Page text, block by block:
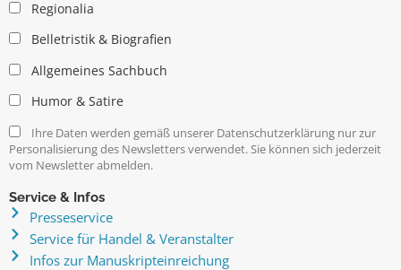
Regionalia
Belletristik & Biografien
Allgemeines Sachbuch
Humor & Satire
Ihre Daten werden gemäß unserer Datenschutzerklärung nur zur
Personalisierung des Newsletters verwendet. Sie können sich jederzeit
vom Newsletter abmelden.
Service & Infos
Presseservice
Service für Handel & Veranstalter
Infos zur Manuskripteinreichung